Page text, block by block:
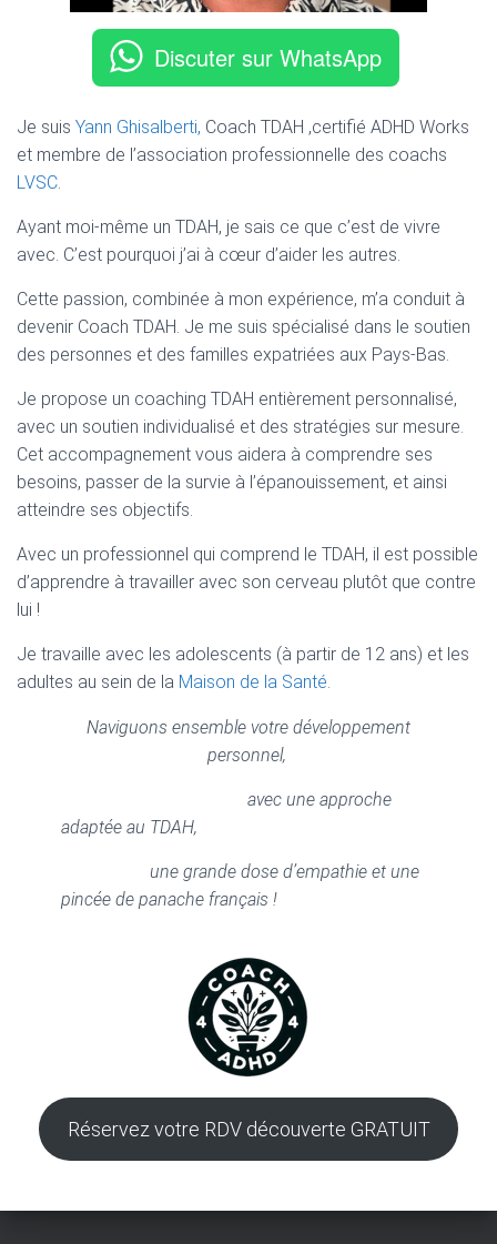
Discuter sur WhatsApp
Je suis Yann Ghisalberti, Coach TDAH ,certifié ADHD Works
et membre de l’association professionnelle des coachs
LVSC.
Ayant moi-même un TDAH, je sais ce que c’est de vivre
avec. C’est pourquoi j’ai à cœur d’aider les autres.
Cette passion, combinée à mon expérience, m’a conduit à
devenir Coach TDAH. Je me suis spécialisé dans le soutien
des personnes et des familles expatriées aux Pays-Bas.
Je propose un coaching TDAH entièrement personnalisé,
avec un soutien individualisé et des stratégies sur mesure.
Cet accompagnement vous aidera à comprendre ses
besoins, passer de la survie à l’épanouissement, et ainsi
atteindre ses objectifs.
Avec un professionnel qui comprend le TDAH, il est possible
d’apprendre à travailler avec son cerveau plutôt que contre
lui !
Je travaille avec les adolescents (à partir de 12 ans) et les
adultes au sein de la Maison de la Santé.
Naviguons ensemble votre développement
personnel,
avec une approche
adaptée au TDAH,
une grande dose d’empathie et une
pincée de panache français !
Réservez votre RDV découverte GRATUIT